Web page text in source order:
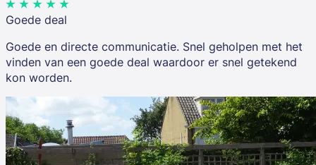
Goede deal
Goede en directe communicatie. Snel geholpen met het
vinden van een goede deal waardoor er snel getekend
kon worden.